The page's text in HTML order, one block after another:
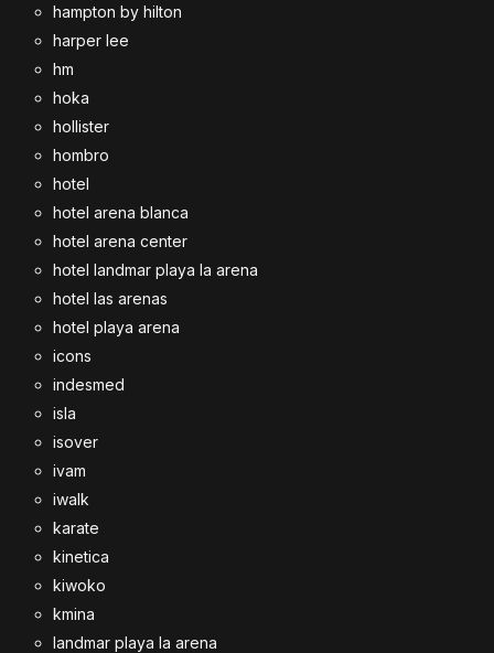
hampton by hilton
harper lee
hm
hoka
hollister
hombro
hotel
hotel arena blanca
hotel arena center
hotel landmar playa la arena
hotel las arenas
hotel playa arena
icons
indesmed
isla
isover
ivam
iwalk
karate
kinetica
kiwoko
kmina
landmar playa la arena